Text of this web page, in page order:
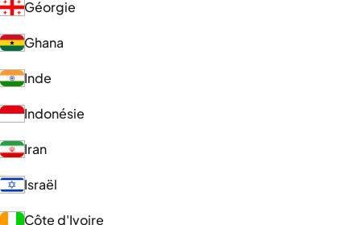
Géorgie
Ghana
Inde
Indonésie
Iran
Israël
Côte d'Ivoire